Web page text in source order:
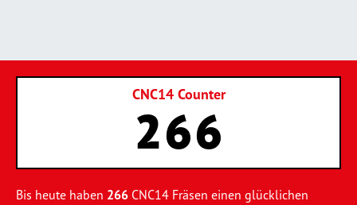
CNC14 Counter
266
Bis heute haben 266 CNC14 Fräsen einen glücklichen